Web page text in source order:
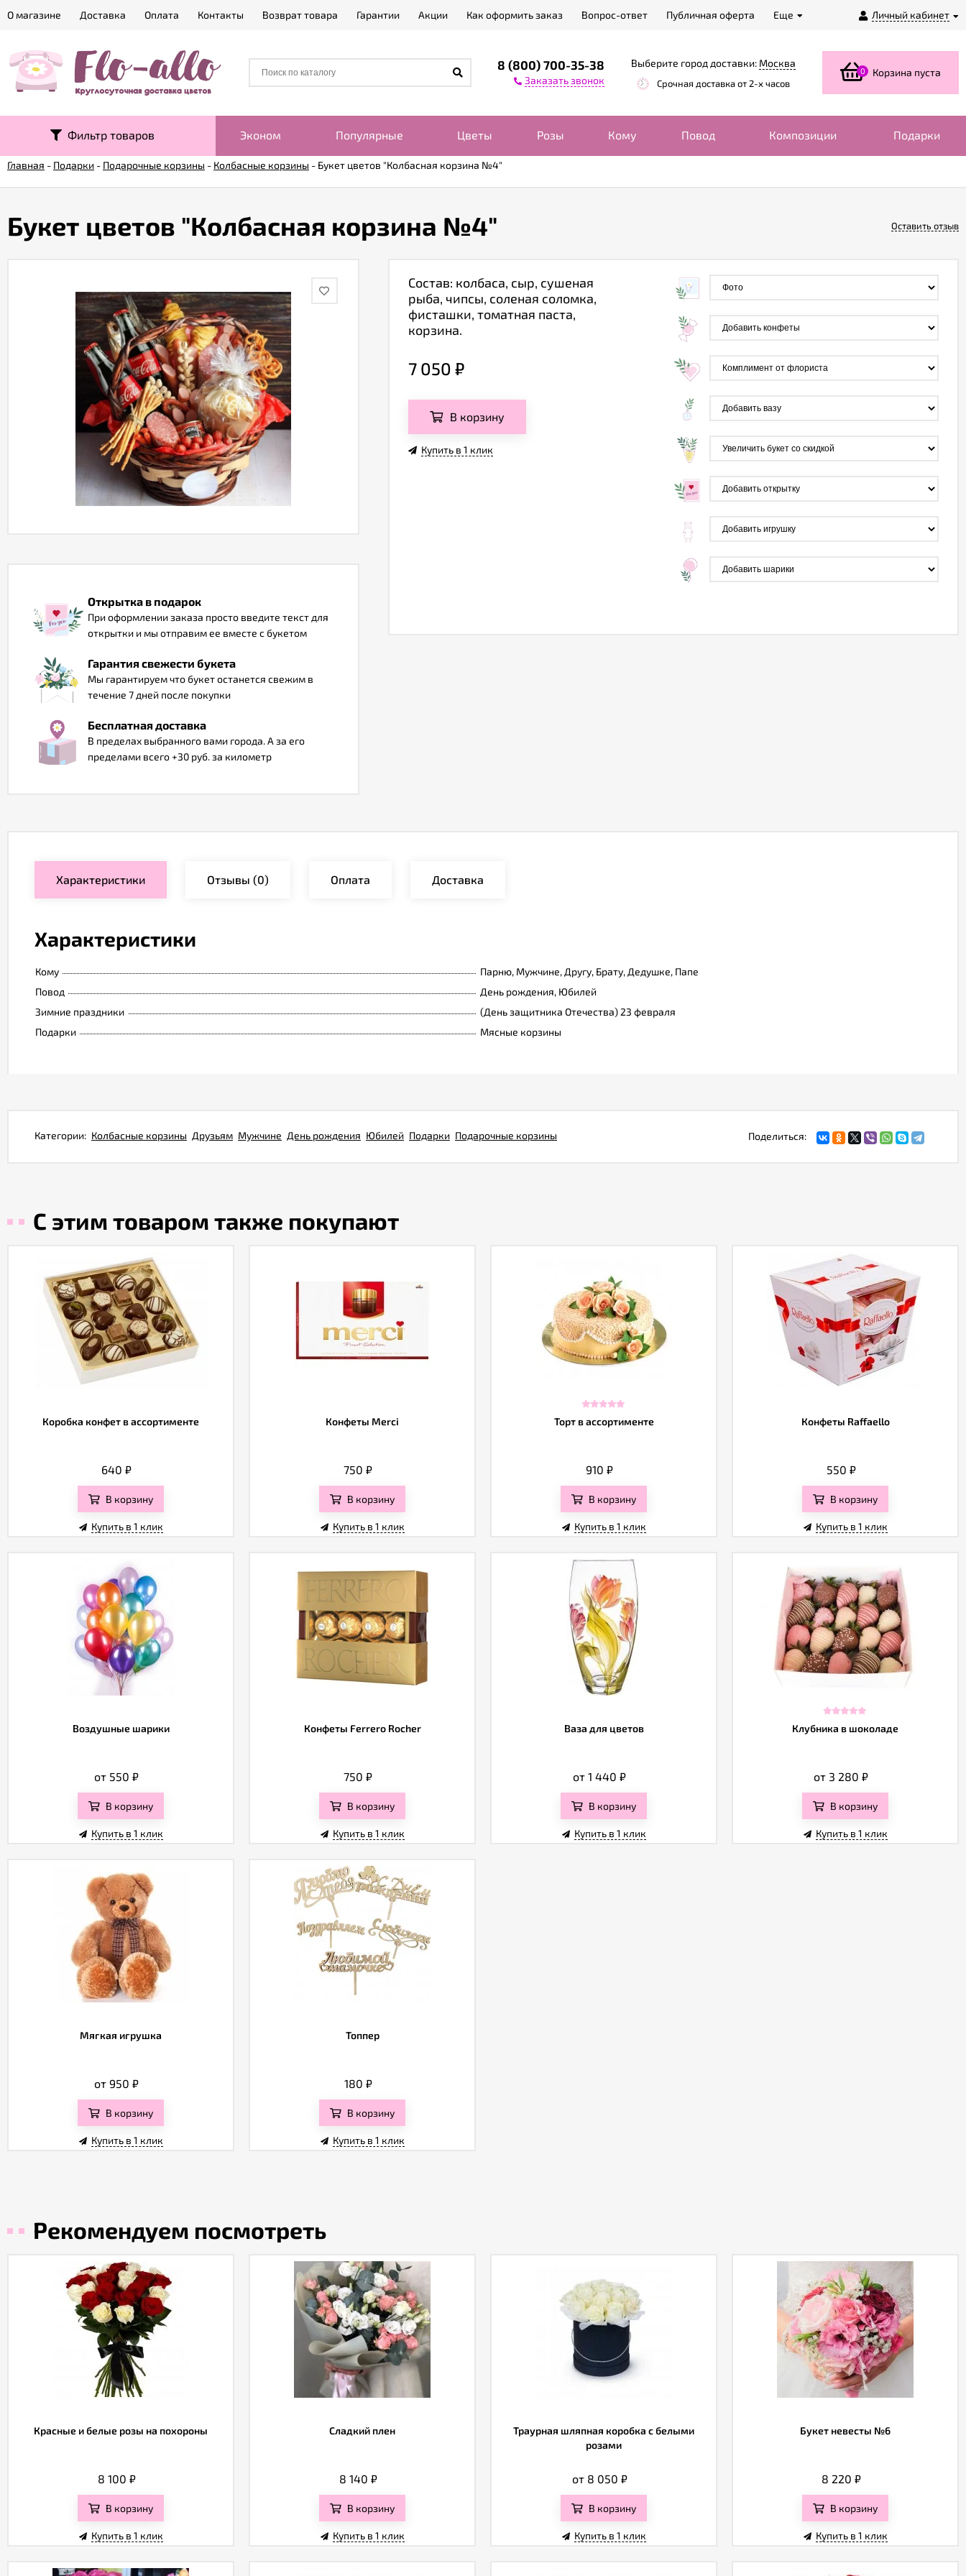
Личный кабинет
О магазине Доставка Оплата Контакты Возврат товара Гарантии Акции Как оформить заказ Вопрос-ответ Публичная оферта Еще
8 (800) 700-35-38
Заказать звонок
Выберите город доставки: Москва
Срочная доставка от 2-х часов
0 Корзина пуста
Фильтр товаров Эконом Популярные Цветы Розы Кому Повод Композиции Подарки
Главная - Подарки - Подарочные корзины - Колбасные корзины - Букет цветов "Колбасная корзина №4"
Букет цветов "Колбасная корзина №4" Оставить отзыв
Открытка в подарок
При оформлении заказа просто введите текст для
открытки и мы отправим ее вместе с букетом
Гарантия свежести букета
Мы гарантируем что букет останется свежим в
течение 7 дней после покупки
Бесплатная доставка
В пределах выбранного вами города. А за его
пределами всего +30 руб. за километр
Состав: колбаса, сыр, сушеная
рыба, чипсы, соленая соломка,
фисташки, томатная паста,
корзина.
7 050 ₽
В корзину
Купить в 1 клик
Характеристики Отзывы (0) Оплата Доставка
Характеристики
Кому
Парню, Мужчине, Другу, Брату, Дедушке, Папе
Повод
День рождения, Юбилей
Зимние праздники
(День защитника Отечества) 23 февраля
Подарки
Мясные корзины
Поделиться:
Категории: Колбасные корзины Друзьям Мужчине День рождения Юбилей Подарки Подарочные корзины
С этим товаром также покупают
Коробка конфет в ассортименте
640 ₽
В корзину
Купить в 1 клик
Конфеты Merci
750 ₽
В корзину
Купить в 1 клик
Торт в ассортименте
910 ₽
В корзину
Купить в 1 клик
Конфеты Raffaello
550 ₽
В корзину
Купить в 1 клик
Воздушные шарики
от 550 ₽
В корзину
Купить в 1 клик
Конфеты Ferrero Rocher
750 ₽
В корзину
Купить в 1 клик
Ваза для цветов
от 1 440 ₽
В корзину
Купить в 1 клик
Клубника в шоколаде
от 3 280 ₽
В корзину
Купить в 1 клик
Мягкая игрушка
от 950 ₽
В корзину
Купить в 1 клик
Топпер
180 ₽
В корзину
Купить в 1 клик
Рекомендуем посмотреть
Красные и белые розы на похороны
8 100 ₽
В корзину
Купить в 1 клик
Сладкий плен
8 140 ₽
В корзину
Купить в 1 клик
Траурная шляпная коробка с белыми
розами
от 8 050 ₽
В корзину
Купить в 1 клик
Букет невесты №6
8 220 ₽
В корзину
Купить в 1 клик